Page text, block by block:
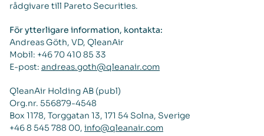
rådgivare till Pareto Securities.
För ytterligare information, kontakta:
Andreas Göth, VD, QleanAir
Mobil: +46 70 410 85 33
E-post: andreas.goth@qleanair.com
QleanAir Holding AB (publ)
Org.nr. 556879-4548
Box 1178, Torggatan 13, 171 54 Solna, Sverige
+46 8 545 788 00, info@qleanair.com